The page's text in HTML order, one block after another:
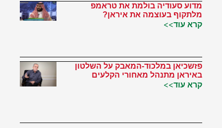
מדוע סעודיה בולמת את טראמפ
מלתקוף בעוצמה את איראן?
קרא עוד>>
פזשכיאן במלכוד-המאבק על השלטון
באיראן מתנהל מאחורי הקלעים
קרא עוד>>